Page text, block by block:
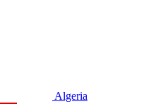
Algeria